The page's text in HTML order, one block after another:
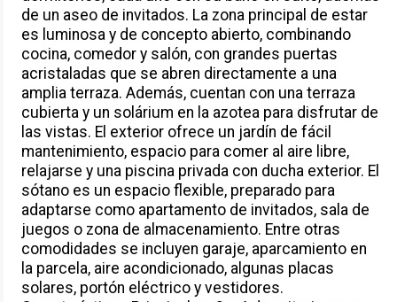
de un aseo de invitados. La zona principal de estar
es luminosa y de concepto abierto, combinando
cocina, comedor y salón, con grandes puertas
acristaladas que se abren directamente a una
amplia terraza. Además, cuentan con una terraza
cubierta y un solárium en la azotea para disfrutar de
las vistas. El exterior ofrece un jardín de fácil
mantenimiento, espacio para comer al aire libre,
relajarse y una piscina privada con ducha exterior. El
sótano es un espacio flexible, preparado para
adaptarse como apartamento de invitados, sala de
juegos o zona de almacenamiento. Entre otras
comodidades se incluyen garaje, aparcamiento en
la parcela, aire acondicionado, algunas placas
solares, portón eléctrico y vestidores.